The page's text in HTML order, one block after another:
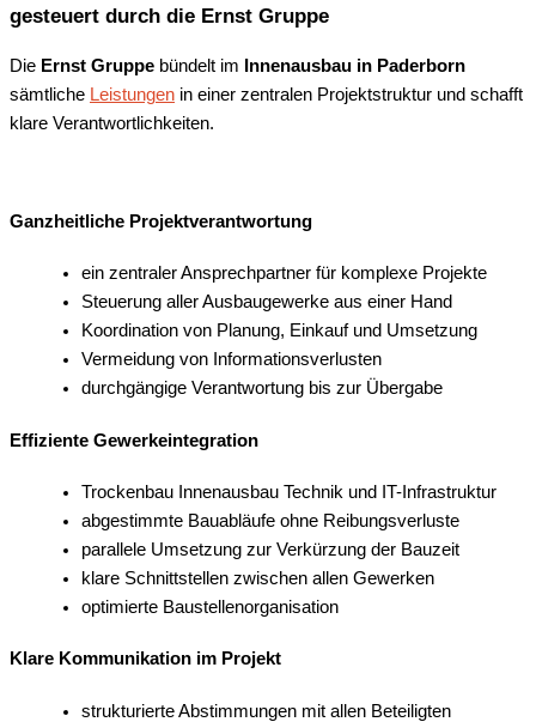
gesteuert durch die Ernst Gruppe
Die Ernst Gruppe bündelt im
Innenausbau in Paderborn
sämtliche Leistungen in einer zentralen Projektstruktur und schafft
klare Verantwortlichkeiten.
Ganzheitliche Projektverantwortung
ein zentraler Ansprechpartner für komplexe Projekte
Steuerung aller Ausbaugewerke aus einer Hand
Koordination von Planung, Einkauf und Umsetzung
Vermeidung von Informationsverlusten
durchgängige Verantwortung bis zur Übergabe
Effiziente Gewerkeintegration
Trockenbau Innenausbau Technik und IT-Infrastruktur
abgestimmte Bauabläufe ohne Reibungsverluste
parallele Umsetzung zur Verkürzung der Bauzeit
klare Schnittstellen zwischen allen Gewerken
optimierte Baustellenorganisation
Klare Kommunikation im Projekt
strukturierte Abstimmungen mit allen Beteiligten